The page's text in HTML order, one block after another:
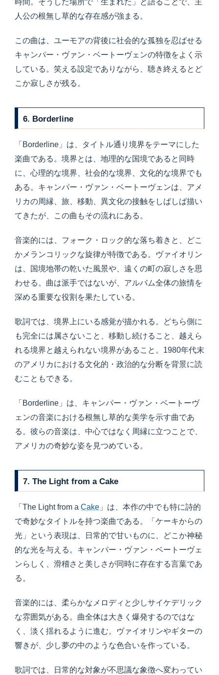
時間。そうした場所で「生まれた」と語ることで、主
人公の根無し草的な存在感が強まる。
この曲は、ユーモアの背後に社会的な孤独を忍ばせる
キャンパー・ヴァン・ベートーヴェンの特徴をよく示
している。笑える設定でありながら、聴き終えるとど
こか寂しさが残る。
6. Borderline
「Borderline」は、タイトル通り境界をテーマにした
楽曲である。境界とは、地理的な国境であると同時
に、心理的な境界、社会的な境界、文化的な境界でも
ある。キャンパー・ヴァン・ベートーヴェンは、アメ
リカの周縁、旅、移動、異文化の接触をしばしば描い
てきたが、この曲もその流れにある。
音楽的には、フォーク・ロック的な落ち着きと、どこ
かメランコリックな旋律が特徴である。ヴァイオリン
は、国境地帯の乾いた風景や、遠くの町の寂しさを思
わせる。曲は派手ではないが、アルバム全体の旅情を
深める重要な役割を果たしている。
歌詞では、境界上にいる感覚が描かれる。どちら側に
も完全には属さないこと、移動し続けること、越えら
れる境界と越えられない境界があること。1980年代末
のアメリカにおける文化的・政治的な分断を背景に読
むこともできる。
「Borderline」は、キャンパー・ヴァン・ベートーヴ
ェンの音楽における根無し草的な美学を示す曲であ
る。彼らの音楽は、中心ではなく周縁に立つことで、
アメリカの奇妙な姿を見つめている。
7. The Light from a Cake
「The Light from a Cake 」は、本作の中でも特に詩的
で奇妙なタイトルを持つ楽曲である。「ケーキからの
光」という表現は、日常的で甘いものに、どこか神秘
的な光を与える。キャンパー・ヴァン・ベートーヴェ
ンらしく、滑稽さと美しさが同時に存在する言葉であ
る。
音楽的には、柔らかなメロディと少しサイケデリック
な雰囲気がある。曲全体は大きく爆発するのではな
く、淡く揺れるように進む。ヴァイオリンやギターの
響きが、少し夢の中のような色合いを作っている。
歌詞では、日常的な対象が不思議な象徴へ変わってい